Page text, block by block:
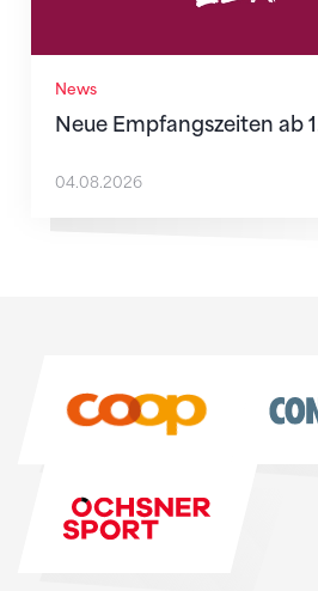
News
Neue Empfangszeiten ab
04.08.2026